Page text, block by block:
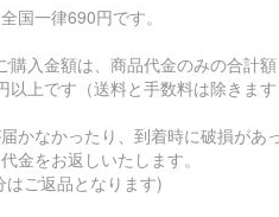
国一律690円です。
購入金額は、商品代金のみの合計額
以上です（送料と手数料は除きます
かなかったり、到着時に破損があ
金をお返しいたします。
はご返品となります)